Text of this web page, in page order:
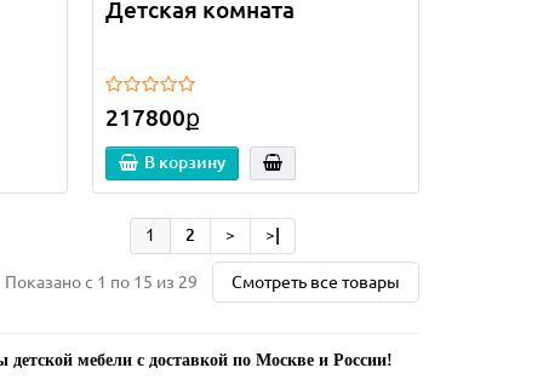
Детская комната
217800ք
В корзину
1 2 > >|
Показано с 1 по 15 из 29 Смотреть все товары
мебели с доставкой по Москве и России!